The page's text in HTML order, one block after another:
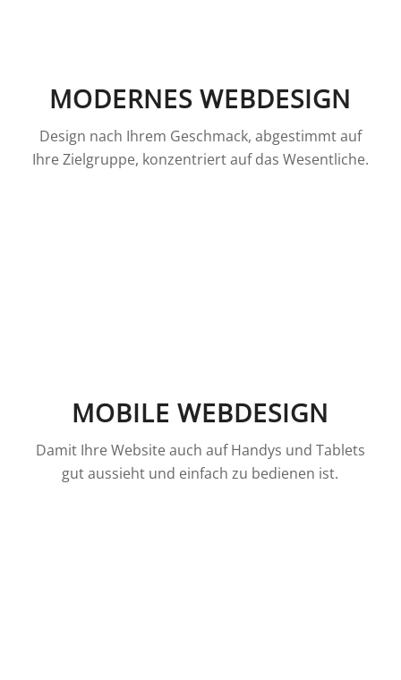
MODERNES WEBDESIGN
Design nach Ihrem Geschmack, abgestimmt auf
Ihre Zielgruppe, konzentriert auf das Wesentliche.
MOBILE WEBDESIGN
Damit Ihre Website auch auf Handys und Tablets
gut aussieht und einfach zu bedienen ist.